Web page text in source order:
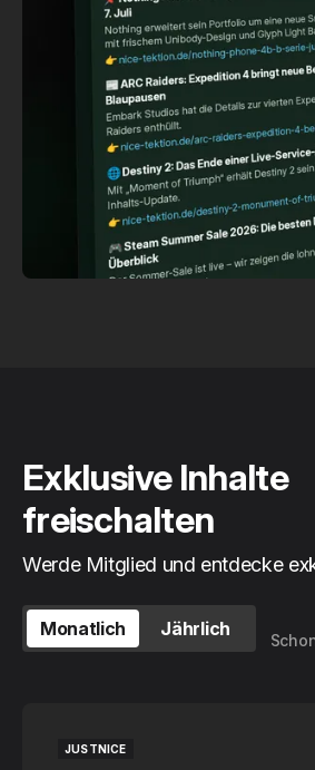
Exklusive Inhalte
freischalten
Werde Mitglied und entdecke
Monatlich Jährlich
JUSTNICE